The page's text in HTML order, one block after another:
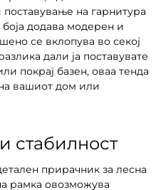
на гарнитура
боја додава модерен и
се вклопува во секој
дали ја поставувате
покрај базен, оваа тенда
вашиот дом или
стабилност
прирачник за лесна
рамка овозможува